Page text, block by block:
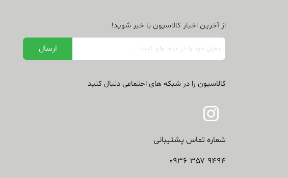
از آخرین اخبار کالاسیون با خبر شوید!
کالاسیون را در شبکه های اجتماعی دنبال کنید
شماره تماس پشتیبانی
۹۴۹۴ ۳۵۷ ۰۹۳۶